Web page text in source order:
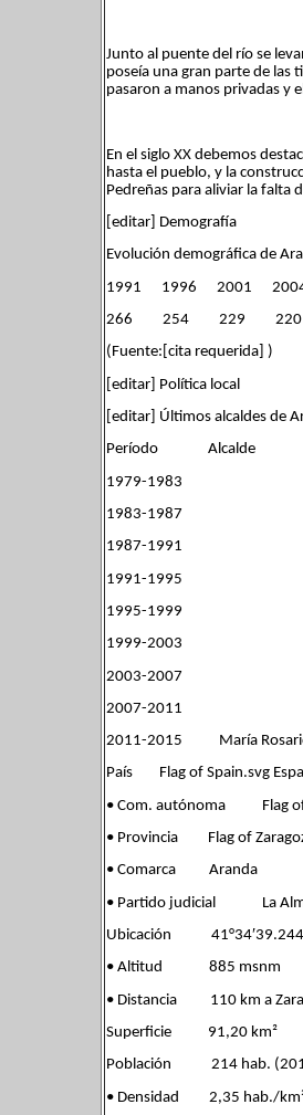
Junto al puente del río se
poseía una gran parte de las
pasaron a manos privadas y
En el siglo XX debemos
hasta el pueblo, y la
Pedreñas para aliviar la falta
[editar] Demografía
Evolución demográfica de
1991 1996 2001
266 254 229 220
(Fuente:[cita requerida] )
[editar] Política local
[editar] Últimos alcaldes de
Período Alcalde
1979-
1983-
1987-
1991-
1995-
1999-
2003-
2007-
2011-2015 María Rosario
País Flag of Spain.svg
• Com. autónoma Flag of
• Provincia Flag of
• Comarca Aranda
• Partido judicial La
Ubicación
• Altitud 885 msnm
• Distancia 110 km a
Superficie 91,20 km²
Población 214 hab.
• Densidad 2,35 hab./